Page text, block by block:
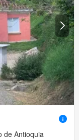
de Antioquia